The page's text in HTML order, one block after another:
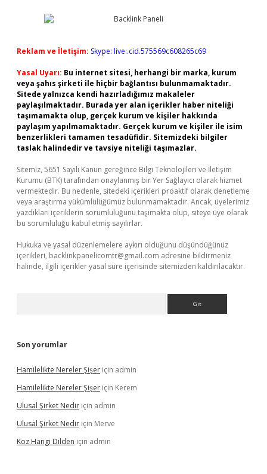
Reklam ve İletişim: Skype: live:.cid.575569c608265c69
Yasal Uyarı: Bu internet sitesi, herhangi bir marka, kurum
veya şahıs şirketi ile hiçbir bağlantısı bulunmamaktadır.
Sitede yalnızca kendi hazırladığımız makaleler
paylaşılmaktadır. Burada yer alan içerikler haber niteliği
taşımamakta olup, gerçek kurum ve kişiler hakkında
paylaşım yapılmamaktadır. Gerçek kurum ve kişiler ile isim
benzerlikleri tamamen tesadüfidir. Sitemizdeki bilgiler
taslak halindedir ve tavsiye niteliği taşımazlar.
Sitemiz, 5651 Sayılı Kanun gereğince Bilgi Teknolojileri ve İletişim
Kurumu (BTK) tarafından onaylanmış bir Yer Sağlayıcı olarak hizmet
vermektedir. Bu nedenle, sitedeki içerikleri proaktif olarak denetleme
veya araştırma yükümlülüğümüz bulunmamaktadır. Ancak, üyelerimiz
yazdıkları içeriklerin sorumluluğunu taşımakta olup, siteye üye olarak
bu sorumluluğu kabul etmiş sayılırlar.
Hukuka ve yasal düzenlemelere aykırı olduğunu düşündüğünüz
içerikleri, backlinkpanelicomtr@gmail.com adresine bildirmeniz
halinde, ilgili içerikler yasal süre içerisinde sitemizden kaldırılacaktır.
Son yorumlar
Hamilelikte Nereler Şişer için admin
Hamilelikte Nereler Şişer için Kerem
Ulusal Şirket Nedir için admin
Ulusal Şirket Nedir için Merve
Koz Hangi Dilden için admin